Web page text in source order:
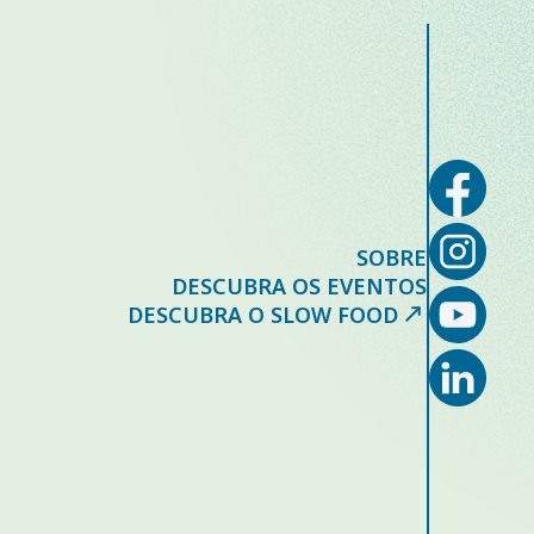
SOBRE
DESCUBRA OS EVENTOS
DESCUBRA O SLOW FOOD